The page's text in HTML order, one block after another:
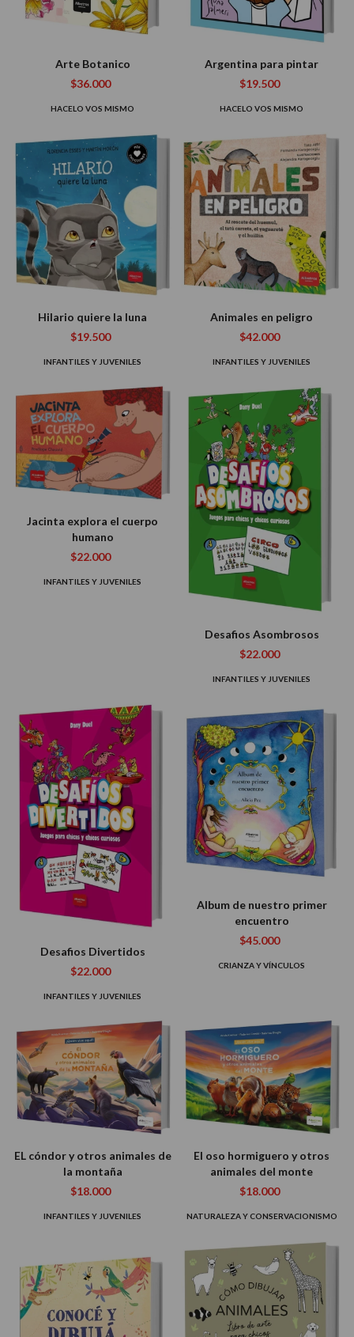
Arte Botanico
$36.000
HACELO VOS MISMO
Argentina para pintar
$19.500
HACELO VOS MISMO
Hilario quiere la luna
$19.500
INFANTILES Y JUVENILES
Animales en peligro
$42.000
INFANTILES Y JUVENILES
Jacinta explora el cuerpo
humano
$22.000
INFANTILES Y JUVENILES
Desafios Asombrosos
$22.000
INFANTILES Y JUVENILES
Desafios Divertidos
$22.000
INFANTILES Y JUVENILES
Album de nuestro primer
encuentro
$45.000
CRIANZA Y VÍNCULOS
EL cóndor y otros animales de
la montaña
$18.000
INFANTILES Y JUVENILES
El oso hormiguero y otros
animales del monte
$18.000
NATURALEZA Y CONSERVACIONISMO